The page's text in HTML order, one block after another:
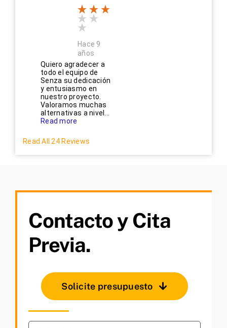
Hace 9
años
Quiero agradecer a
todo el equipo de
Senza su dedicación
y entusiasmo en
nuestro proyecto.
Valoramos muchas
alternativas a nivel...
Read more
Read All 24 Reviews
Contacto y Cita
Previa.
Solicite presupuesto